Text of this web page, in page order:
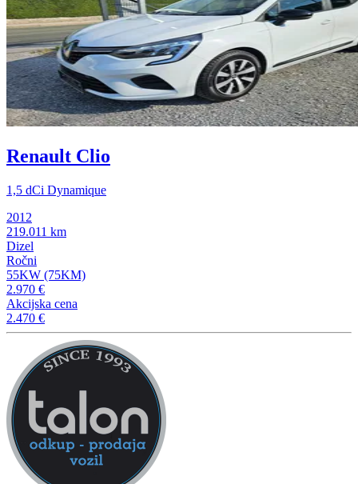
Renault Clio
1,5 dCi Dynamique
2012
219.011 km
Dizel
Ročni
55KW (75KM)
2.970 €
Akcijska cena
2.470 €